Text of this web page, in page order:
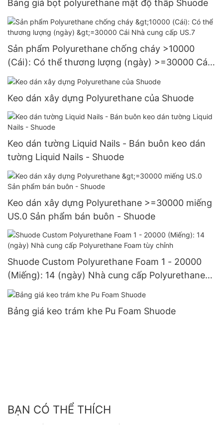
Bảng giá bọt polyurethane mật độ thấp Shuode
Sản phẩm Polyurethane chống cháy >10000
(Cái): Có thể thương lượng (ngày) >=30000 Cái
Nhà cung cấp US.7
Keo dán xây dựng Polyurethane của Shuode
Keo dán tường Liquid Nails - Bán buôn keo dán
tường Liquid Nails - Shuode
Keo dán xây dựng Polyurethane >=30000 miếng
US.0 Sản phẩm bán buôn - Shuode
Shuode Custom Polyurethane Foam 1 - 20000
(Miếng): 14 (ngày) Nhà cung cấp Polyurethane
Foam tùy chỉnh
Bảng giá keo trám khe Pu Foam Shuode
BẠN CÓ THỂ THÍCH